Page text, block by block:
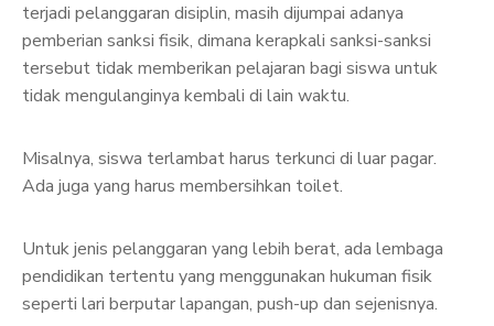
terjadi pelanggaran disiplin, masih dijumpai adanya
pemberian sanksi fisik, dimana kerapkali sanksi-sanksi
tersebut tidak memberikan pelajaran bagi siswa untuk
tidak mengulanginya kembali di lain waktu.
Misalnya, siswa terlambat harus terkunci di luar pagar.
Ada juga yang harus membersihkan toilet.
Untuk jenis pelanggaran yang lebih berat, ada lembaga
pendidikan tertentu yang menggunakan hukuman fisik
seperti lari berputar lapangan, push-up dan sejenisnya.